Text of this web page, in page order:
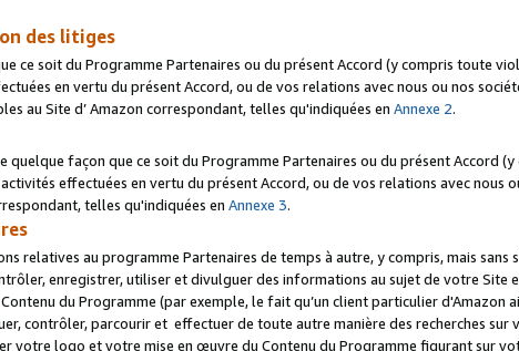
des litiges
ce soit du Programme Partenaires ou du présent Accord (y compris toute
en vertu du présent Accord, ou de vos relations avec nous ou nos
au Site d’ Amazon correspondant, telles qu'indiquées en Annexe 2.
façon que ce soit du Programme Partenaires ou du présent Accord
effectuées en vertu du présent Accord, ou de vos relations avec nous
telles qu'indiquées en Annexe 3.
relatives au programme Partenaires de temps à autre, y compris, mais
enregistrer, utiliser et divulguer des informations au sujet de votre
du Programme (par exemple, le fait qu’un client particulier d'Amazon
contrôler, parcourir et effectuer de toute autre manière des recherches
votre logo et votre mise en œuvre du Contenu du Programme figurant sur